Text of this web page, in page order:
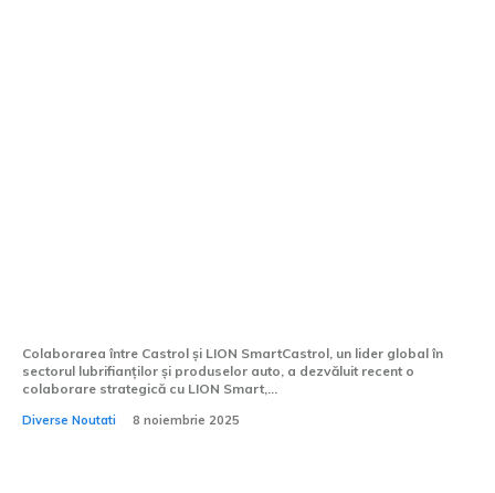
Colaborarea între Castrol și LION SmartCastrol, un lider global în
sectorul lubrifianților și produselor auto, a dezvăluit recent o
colaborare strategică cu LION Smart,...
Diverse Noutati 8 noiembrie 2025